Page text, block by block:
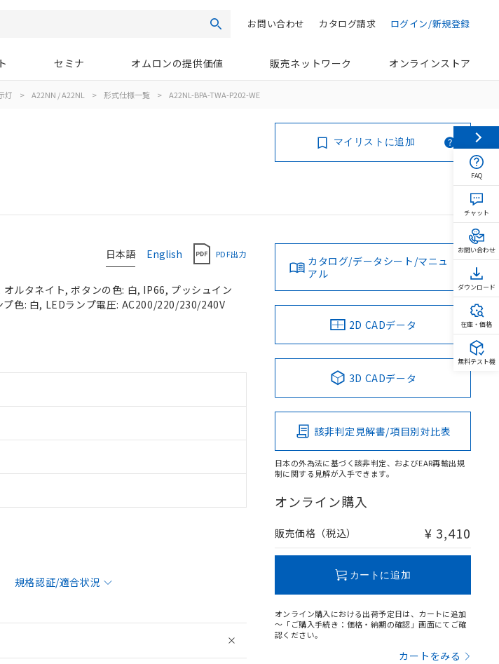
検索 ログイン/新規登録
カタログ請求
お問い合わせ
セミナ オムロンの提供価値 販売ネットワーク オンラインストア
灯 > A22NN / A22NL > 形式仕様一覧 > A22NL-BPA-TWA-P202-WE
マイリストに追加
日本語 English PDF出力
ルタネイト, ボタンの色: 白, IP66, プッシュイン
色: 白, LEDランプ電圧: AC200/220/230/240V
規格認証/適合状況
カタログ/データシート/マニュ
アル
2D CADデータ
3D CADデータ
該非判定見解書/項目別対比表
日本の外為法に基づく該非判定、およびEAR再輸出規
制に関する見解が入手できます。
オンライン購入
販売価格（税込） ¥ 3,410
カートに追加
オンライン購入における出荷予定日は、カートに追加
～「ご購入手続き：価格・納期の確認」画面にてご確
認ください。
カートをみる
FAQ
チャット
お問い合わせ
ダウンロード
在庫・価格
無料テスト機